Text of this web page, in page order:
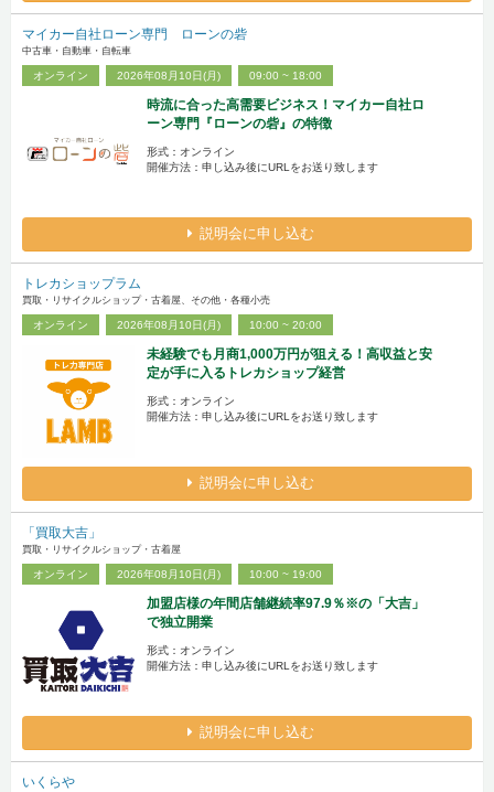
マイカー自社ローン専門 ローンの砦
中古車・自動車・自転車
オンライン 2026年08月10日(月) 09:00 ~ 18:00
時流に合った高需要ビジネス！マイカー自社ロ
ーン専門『ローンの砦』の特徴
形式：オンライン
開催方法：申し込み後にURLをお送り致します
説明会に申し込む
トレカショップラム
買取・リサイクルショップ・古着屋、その他・各種小売
オンライン 2026年08月10日(月) 10:00 ~ 20:00
未経験でも月商1,000万円が狙える！高収益と安
定が手に入るトレカショップ経営
形式：オンライン
開催方法：申し込み後にURLをお送り致します
説明会に申し込む
「買取大吉」
買取・リサイクルショップ・古着屋
オンライン 2026年08月10日(月) 10:00 ~ 19:00
加盟店様の年間店舗継続率97.9％※の「大吉」
で独立開業
形式：オンライン
開催方法：申し込み後にURLをお送り致します
説明会に申し込む
いくらや